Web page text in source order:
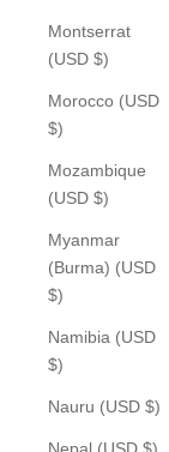
Montserrat
(USD $)
Morocco (USD
$)
Mozambique
(USD $)
Myanmar
(Burma) (USD
$)
Namibia (USD
$)
Nauru (USD $)
Nepal (USD $)